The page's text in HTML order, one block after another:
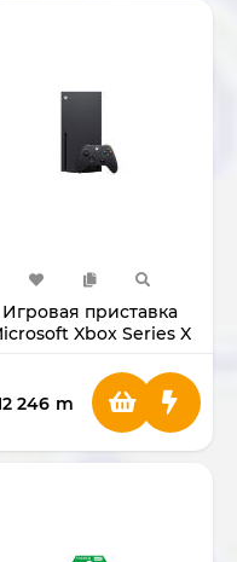
Игровая приставка
Xbox Series X
246 m